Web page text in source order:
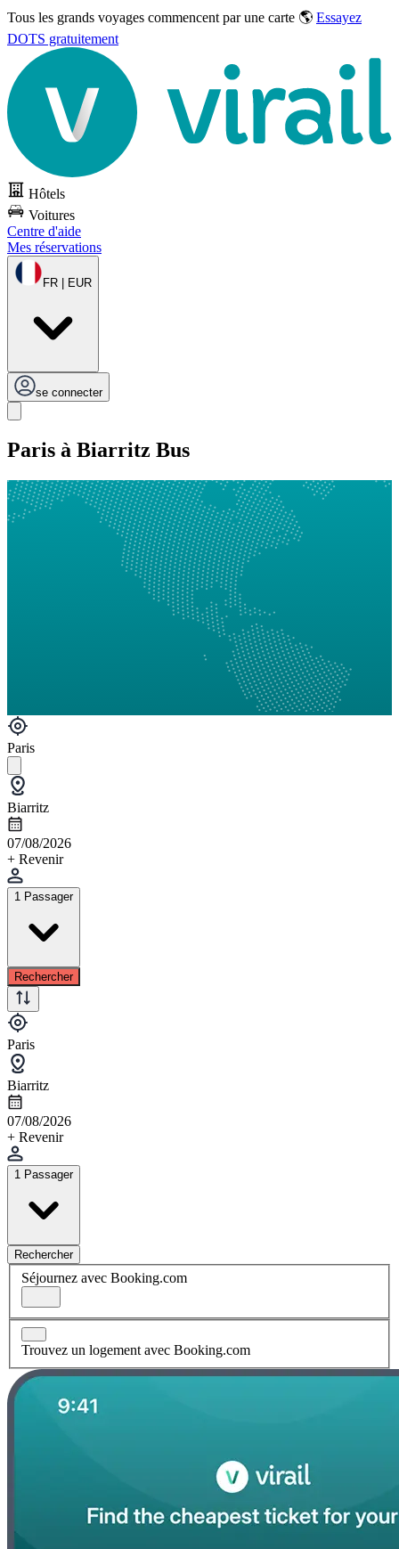
Tous les grands voyages commencent par une carte 🌎 Essayez
DOTS gratuitement
Hôtels
Voitures
Centre d'aide
Mes réservations
FR | EUR
se connecter
Paris à Biarritz Bus
Paris
Biarritz
07/08/2026
+ Revenir
1 Passager
Rechercher
Paris
Biarritz
07/08/2026
+ Revenir
1 Passager
Rechercher
Séjournez avec Booking.com
Trouvez un logement avec Booking.com